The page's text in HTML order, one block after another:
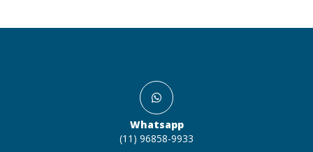
Whatsapp
(11) 96858-9933